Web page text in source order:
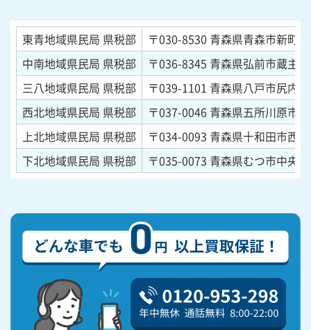
東青地域県民局 県税部 〒030-8530 青森県青森市新町
中南地域県民局 県税部
〒036-8345 青森県弘前市蔵主
三八地域県民局 県税部
〒039-1101 青森県八戸市尻内
西北地域県民局 県税部
〒037-0046 青森県五所川原市
上北地域県民局 県税部
〒034-0093 青森県十和田市西
下北地域県民局 県税部
〒035-0073 青森県むつ市中央